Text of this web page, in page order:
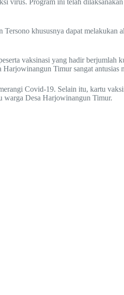
virus. Program ini telah
khususnya dapat melakukan
vaksinasi yang hadir berjumlah
Timur sangat antusias
Covid-19. Selain itu, kartu
warga Desa Harjowinangun Timur.